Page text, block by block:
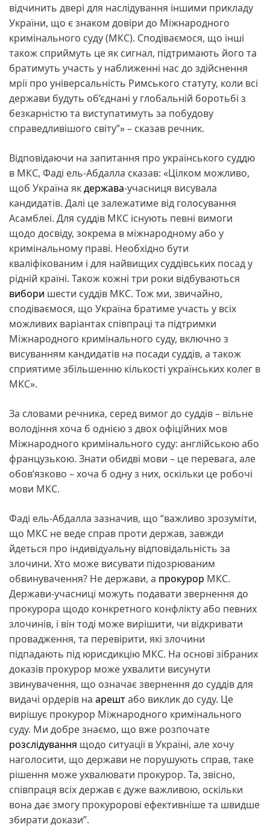
відчинить двері для наслідування іншими прикладу
України, що є знаком довіри до Міжнародного
кримінального суду (МКС). Сподіваємося, що інші
також сприймуть це як сигнал, підтримають його та
братимуть участь у наближенні нас до здійснення
мрії про універсальність Римського статуту, коли всі
держави будуть об’єднані у глобальній боротьбі з
безкарністю та виступатимуть за побудову
справедливішого світу”» – сказав речник.
Відповідаючи на запитання про українського суддю
в МКС, Фаді ель-Абдалла сказав: «Цілком можливо,
щоб Україна якдержава-учасниця висувала
кандидатів. Далі це залежатиме від голосування
Асамблеї. Для суддів МКС існують певні вимоги
щодо досвіду, зокрема в міжнародному або у
кримінальному праві. Необхідно бути
кваліфікованим і для найвищих суддівських посад у
рідній країні. Також кожні три роки відбуваються
вибори шести суддів МКС. Тож ми, звичайно,
сподіваємося, що Україна братиме участь у всіх
можливих варіантах співпраці та підтримки
Міжнародного кримінального суду, включно з
висуванням кандидатів на посади суддів, а також
сприятиме збільшенню кількості українських колег в
МКС».
За словами речника, серед вимог до суддів – вільне
володіння хоча б однією з двох офіційних мов
Міжнародного кримінального суду: англійською або
французькою. Знати обидві мови – це перевага, але
обов’язково – хоча б одну з них, оскільки це робочі
мови МКС.
Фаді ель-Абдалла зазначив, що “важливо зрозуміти,
що МКС не веде справ проти держав, завжди
йдеться про індивідуальну відповідальність за
злочини. Хто може висувати підозрюваним
обвинувачення? Не держави, а прокурор МКС.
Держави-учасниці можуть подавати звернення до
прокурора щодо конкретного конфлікту або певних
злочинів, і він тоді може вирішити, чи відкривати
провадження, та перевірити, які злочини
підпадають під юрисдикцію МКС. На основі зібраних
доказів прокурор може ухвалити висунути
звинувачення, що означає звернення до суддів для
видачі ордерів на арештабо виклик до суду. Це
вирішує прокурор Міжнародного кримінального
суду. Ми добре знаємо, що вже розпочате
розслідування щодо ситуації в Україні, але хочу
наголосити, що держави не порушують справ, таке
рішення може ухвалювати прокурор. Та, звісно,
співпраця всіх держав є дуже важливою, оскільки
вона дає змогу прокуророві ефективніше та швидше
збирати докази”.